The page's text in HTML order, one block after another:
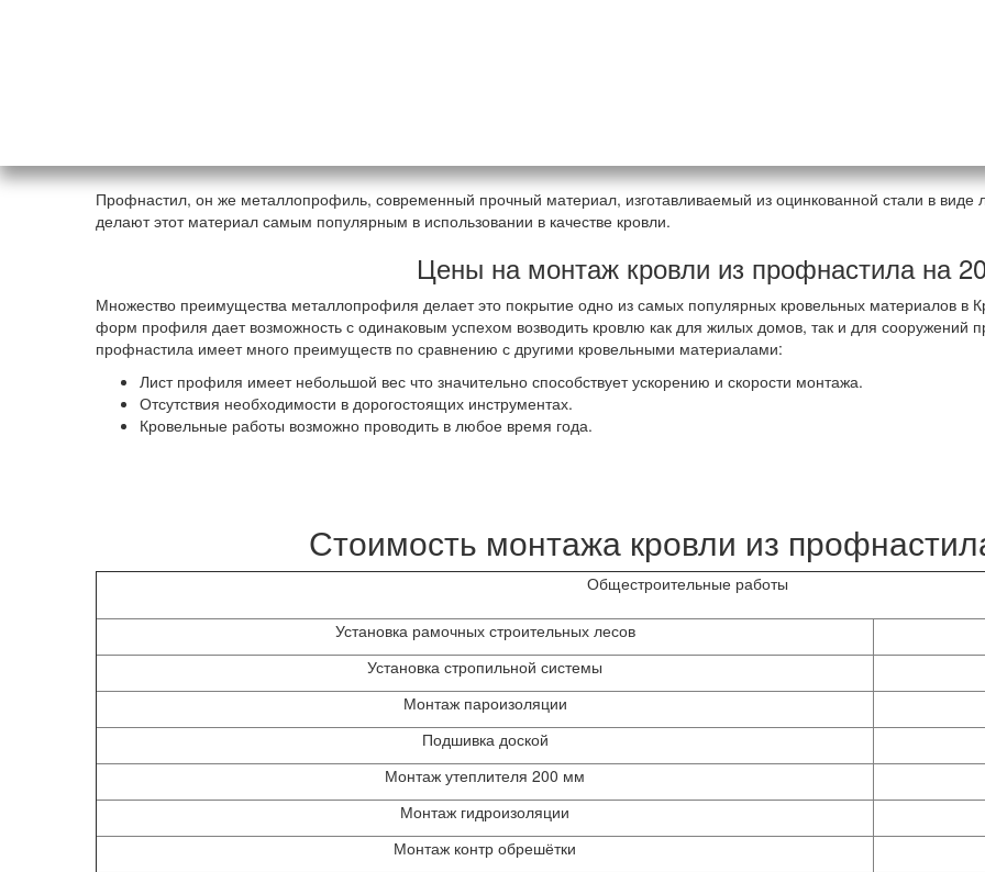
Профнастил, он же металлопрофиль, современный прочный материал, изготавливаемый из оцинкованной стали в виде
делают этот материал самым популярным в использовании в качестве кровли.
Цены на монтаж кровли из профнастила на
Множество преимущества металлопрофиля делает это покрытие одно из самых популярных кровельных материалов в
форм профиля дает возможность с одинаковым успехом возводить кровлю как для жилых домов, так и для
профнастила имеет много преимуществ по сравнению с другими кровельными материалами:
Лист профиля имеет небольшой вес что значительно способствует ускорению и скорости монтажа.
Отсутствия необходимости в дорогостоящих инструментах.
Кровельные работы возможно проводить в любое время года.
Стоимость монтажа кровли из
Общестроительные работы
Установка рамочных строительных лесов
Установка стропильной системы
Монтаж пароизоляции
Подшивка доской
Монтаж утеплителя 200 мм
Монтаж гидроизоляции
Монтаж контр обрешётки